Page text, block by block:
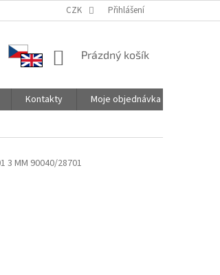
OSOBNÍCH ÚDAJŮ SPOLUPRACUJEME
CZK Přihlášení
NÁKUPNÍ
Prázdný košík
Kontakty
Moje objednávka
3 MM 90040/28701